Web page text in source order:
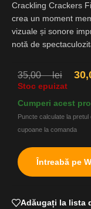
Crackling Crackers
crea un moment
vizuale și sonore
notă de
35,00lei
Stoc epuizat
Cumperi acest
Puncte calculate la
cupoane la comanda
Întreabă pe
Adăugați la lista